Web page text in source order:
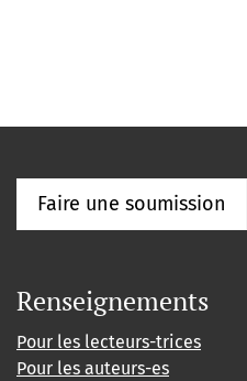
Faire une soumission
Renseignements
Pour les lecteurs-trices
Pour les auteurs-es